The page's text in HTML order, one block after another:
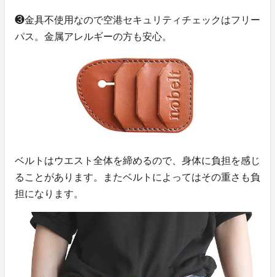
❸金具不使用なので空港セキュリティチェックはフリー
パス。金属アレルギーの方も安心。
ベルトはウエスト全体を締めるので、身体に負担を感じ
ることがあります。またベルトによってはその重さも負
担になります。